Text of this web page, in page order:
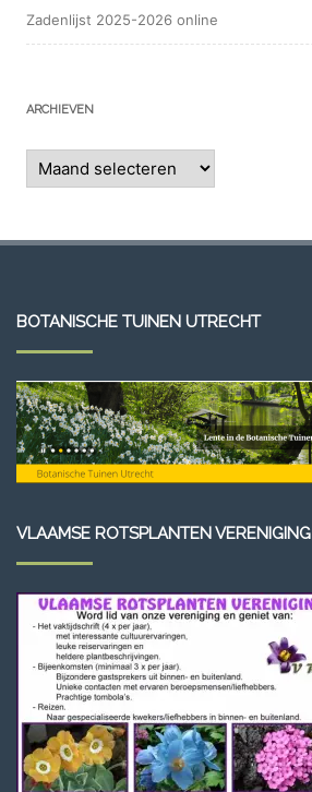
Zadenlijst 2025-2026 online
ARCHIEVEN
Archieven
BOTANISCHE TUINEN UTRECHT
VLAAMSE ROTSPLANTEN VERENIGING